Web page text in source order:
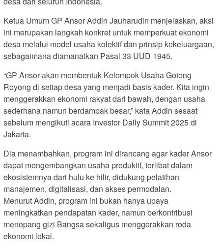
Ketua Umum GP Ansor Addin Jauharudin menjelaskan, aksi
ini merupakan langkah konkret untuk memperkuat ekonomi
desa melalui model usaha kolektif dan prinsip kekeluargaan,
sebagaimana diamanatkan Pasal 33 UUD 1945.
“GP Ansor akan membentuk Kelompok Usaha Gotong
Royong di setiap desa yang menjadi basis kader. Kita ingin
menggerakkan ekonomi rakyat dari bawah, dengan usaha
sederhana namun berdampak besar,” kata Addin sesaat
sebelum mengikuti acara Investor Daily Summit 2025 di
Jakarta.
Dia menambahkan, program ini dirancang agar kader Ansor
dapat mengembangkan usaha produktif, terlibat dalam
ekosistemnya dari hulu ke hilir, didukung pelatihan
manajemen, digitalisasi, dan akses permodalan.
Menurut Addin, program ini bukan hanya upaya
meningkatkan pendapatan kader, namun berkontribusi
menopang gizi Bangsa sekaligus menggerakkan roda
ekonomi lokal.